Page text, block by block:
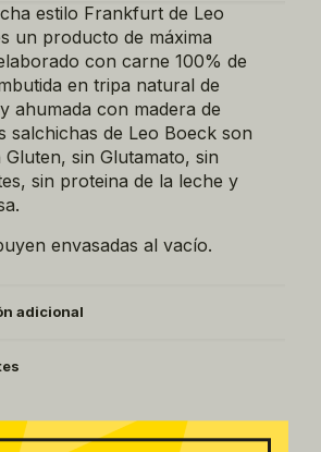
estilo Frankfurt de Leo
un producto de máxima
con carne 100% de
en tripa natural de
ahumada con madera de
salchichas de Leo Boeck son
Gluten, sin Glutamato, sin
sin proteina de la leche y
envasadas al vacío.
adicional